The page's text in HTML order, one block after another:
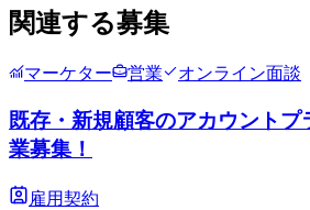
関連する募集
マーケター 営業 オンライン面談
既存・新規顧客のアカウント
業募集！
雇用契約